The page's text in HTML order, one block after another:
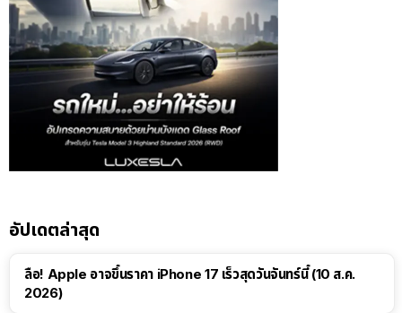
อัปเดตล่าสุด
ลือ! Apple อาจขึ้นราคา iPhone 17 เร็วสุดวันจันทร์นี้ (10 ส.ค.
2026)